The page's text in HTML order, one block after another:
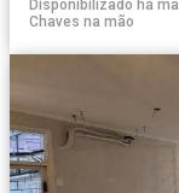
Disponibilizado há
Chaves na mão